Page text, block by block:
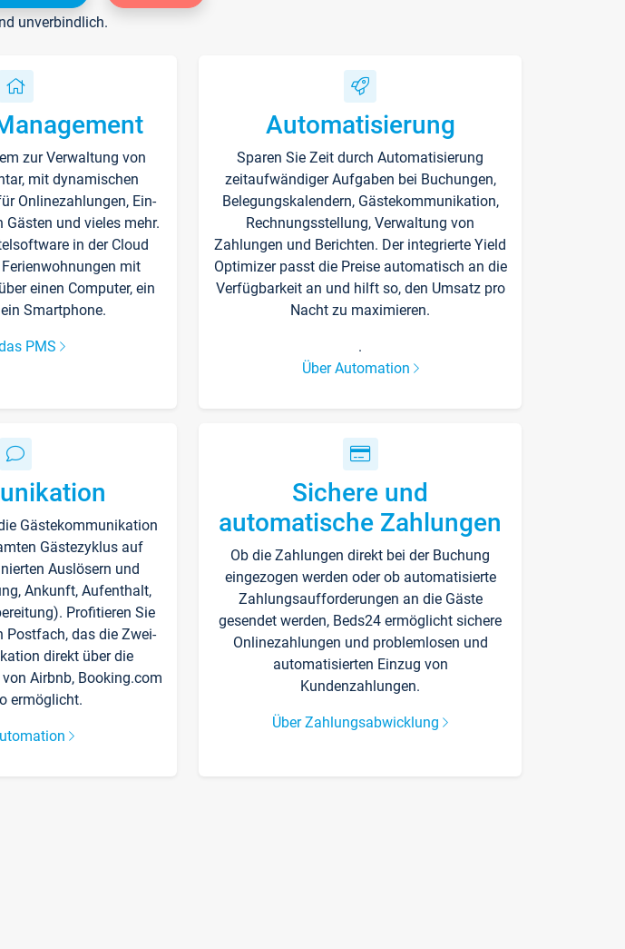
unverbindlich.
zur Verwaltung von
mit dynamischen
Onlinezahlungen, Ein-
Gästen und vieles mehr.
in der Cloud
mit
einen Computer, ein
Smartphone.
PMS
Automatisierung
Sparen Sie Zeit durch Automatisierung
zeitaufwändiger Aufgaben bei Buchungen,
Belegungskalendern, Gästekommunikation,
Rechnungsstellung, Verwaltung von
Zahlungen und Berichten. Der integrierte Yield
Optimizer passt die Preise automatisch an die
Verfügbarkeit an und hilft so, den Umsatz pro
Nacht zu maximieren.
.
Über Automation
Gästekommunikation
Gästezyklus auf
Auslösern und
Ankunft, Aufenthalt,
Profitieren Sie
Postfach, das die Zwei-
direkt über die
Airbnb, Booking.com
ermöglicht.
Sichere und
automatische Zahlungen
Ob die Zahlungen direkt bei der Buchung
eingezogen werden oder ob automatisierte
Zahlungsaufforderungen an die Gäste
gesendet werden, Beds24 ermöglicht sichere
Onlinezahlungen und problemlosen und
automatisierten Einzug von
Kundenzahlungen.
Über Zahlungsabwicklung